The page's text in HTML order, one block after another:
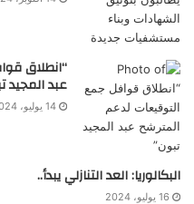
“انطلاق
عبد المجيد
14 يوليو، 2024
البكالوريا: العد التنازلي يبدأ..
16 يوليو، 2024